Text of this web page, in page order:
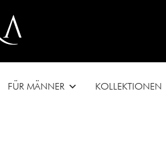
FÜR MÄNNER KOLLEKTIONEN